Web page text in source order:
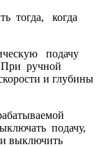
тогда, когда
подачу
При ручной
и глубины
подачу,
выключить